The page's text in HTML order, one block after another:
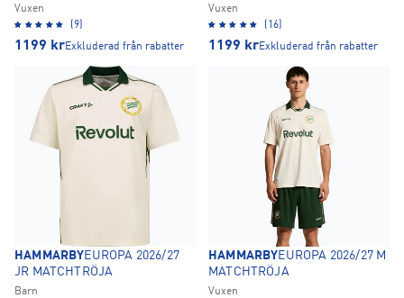
Vuxen
(9)
1199 krExkluderad från rabatter
Vuxen
(16)
1199 krExkluderad från rabatter
HAMMARBYEUROPA 2026/27
JR MATCHTRÖJA
Barn
HAMMARBYEUROPA 2026/27 M
MATCHTRÖJA
Vuxen